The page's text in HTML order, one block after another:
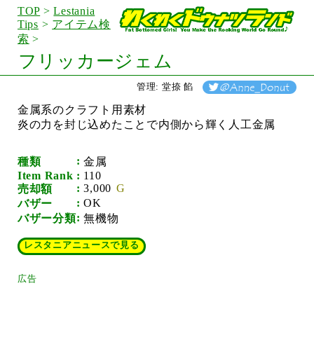
TOP >Lestania
Tips > アイテム検
索 >
フリッカージェム
管理: 堂捺 餡
金属系のクラフト用素材
炎の力を封じ込めたことで内側から輝く人工金属
種類
金属
Item Rank
110
売却額
3,000
バザー
OK
バザー分類
無機物
レスタニアニュースで見る